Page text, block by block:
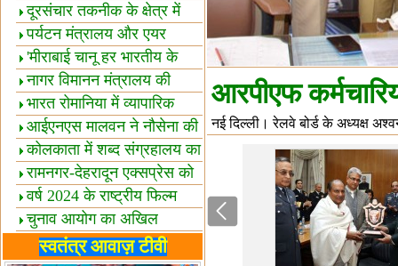
उछाल!
दूरसंचार तकनीक के क्षेत्र में
उत्कृष्टता पुरस्कार
पर्यटन मंत्रालय और एयर
इंडिया में समझौता
'मीराबाई चानू हर भारतीय के
लिए प्रेरणा'
नागर विमानन मंत्रालय की
यात्रियों को सलाह
भारत रोमानिया में व्यापारिक
साझेदारियां
आईएनएस मालवन ने नौसेना की
ताकत बढ़ाई
कोलकाता में शब्द संग्रहालय का
उद्घाटन
रामनगर-देहरादून एक्सप्रेस को
हरी झंडी
वर्ष 2024 के राष्ट्रीय फिल्म
पुरस्कारों की घोषणा
चुनाव आयोग का अखिल
भारतीय मीडिया सम्मेलन
भारत में केवड़े का अस्तित्‍व 24
स्वतंत्र आवाज़ टीवी
आरपीएफ
नई दिल्ली। रेलवे बोर्ड के अध्यक्ष